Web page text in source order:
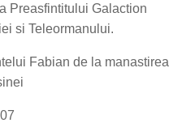
Preasfintitului Galaction
si Teleormanului.
Fabian de la manastirea